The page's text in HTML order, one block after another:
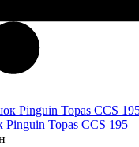
Topas CCS 195